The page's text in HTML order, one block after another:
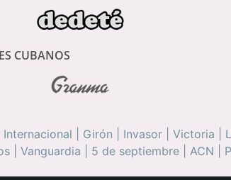
CUBANOS
Internacional Girón Invasor Victoria
| Vanguardia 5 de septiembre| ACN